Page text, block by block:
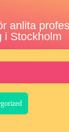
anlita
i Stockholm